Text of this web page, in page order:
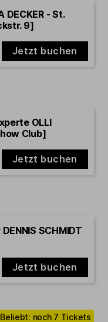
- St.
9]
Jetzt buchen
OLLI
Club]
Jetzt buchen
SCHMIDT
Jetzt buchen